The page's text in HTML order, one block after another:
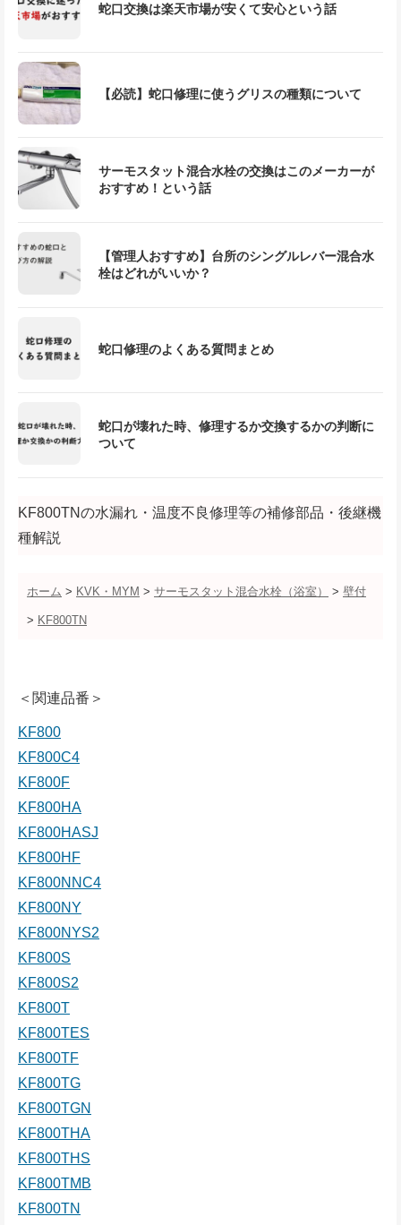
蛇口交換は楽天市場が安くて安心という話
【必読】蛇口修理に使うグリスの種類について
サーモスタット混合水栓の交換はこのメーカーが
おすすめ！という話
【管理人おすすめ】台所のシングルレバー混合水
栓はどれがいいか？
蛇口修理のよくある質問まとめ
蛇口が壊れた時、修理するか交換するかの判断に
ついて
KF800TNの水漏れ・温度不良修理等の補修部品・後継機
種解説
ホーム > KVK・MYM > サーモスタット混合水栓（浴室） > 壁付
> KF800TN
＜関連品番＞
KF800
KF800C4
KF800F
KF800HA
KF800HASJ
KF800HF
KF800NNC4
KF800NY
KF800NYS2
KF800S
KF800S2
KF800T
KF800TES
KF800TF
KF800TG
KF800TGN
KF800THA
KF800THS
KF800TMB
KF800TN